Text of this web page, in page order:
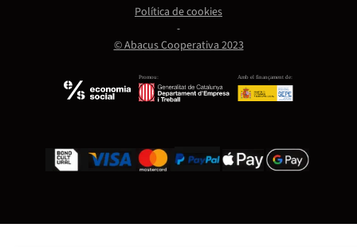
Promou: Amb el finançament de:
© Abacus Cooperativa 2023
Política de cookies